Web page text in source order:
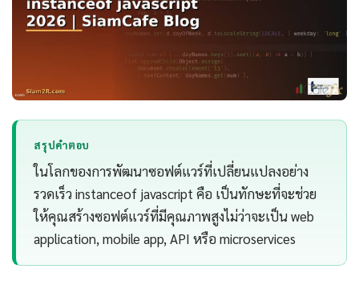
สรุปคำตอบ
ในโลกของการพัฒนาซอฟต์แวร์ที่เปลี่ยนแปลงอย่าง
รวดเร็ว instanceof javascript คือ เป็นทักษะที่จะช่วย
ให้คุณสร้างซอฟต์แวร์ที่มีคุณภาพสูงไม่ว่าจะเป็น web
application, mobile app, API หรือ microservices